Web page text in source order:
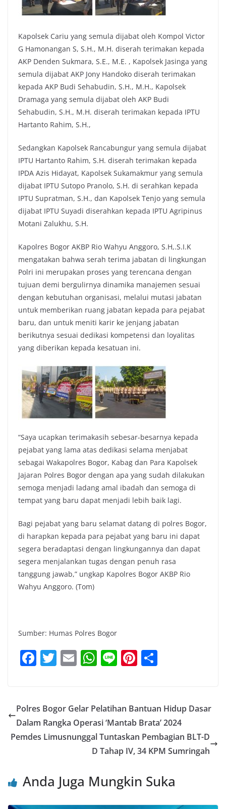
Kapolsek Cariu yang semula dijabat oleh Kompol Victor
G Hamonangan S, S.H., M.H. diserah terimakan kepada
AKP Denden Sukmara, S.E., M.E. , Kapolsek Jasinga yang
semula dijabat AKP Jony Handoko diserah terimakan
kepada AKP Budi Sehabudin, S.H., M.H., Kapolsek
Dramaga yang semula dijabat oleh AKP Budi
Sehabudin, S.H., M.H. diserah terimakan kepada IPTU
Hartanto Rahim, S.H.,
Sedangkan Kapolsek Rancabungur yang semula dijabat
IPTU Hartanto Rahim, S.H. diserah terimakan kepada
IPDA Azis Hidayat, Kapolsek Sukamakmur yang semula
dijabat IPTU Sutopo Pranolo, S.H. di serahkan kepada
IPTU Supratman, S.H., dan Kapolsek Tenjo yang semula
dijabat IPTU Suyadi diserahkan kepada IPTU Agripinus
Motani Zalukhu, S.H.
Kapolres Bogor AKBP Rio Wahyu Anggoro, S.H,.S.I.K
mengatakan bahwa serah terima jabatan di lingkungan
Polri ini merupakan proses yang terencana dengan
tujuan demi bergulirnya dinamika manajemen sesuai
dengan kebutuhan organisasi, melalui mutasi jabatan
untuk memberikan ruang jabatan kepada para pejabat
baru, dan untuk meniti karir ke jenjang jabatan
berikutnya sesuai dedikasi kompetensi dan loyalitas
yang diberikan kepada kesatuan ini.
“Saya ucapkan terimakasih sebesar-besarnya kepada
pejabat yang lama atas dedikasi selama menjabat
sebagai Wakapolres Bogor, Kabag dan Para Kapolsek
Jajaran Polres Bogor dengan apa yang sudah dilakukan
semoga menjadi ladang amal ibadah dan semoga di
tempat yang baru dapat menjadi lebih baik lagi.
Bagi pejabat yang baru selamat datang di polres Bogor,
di harapkan kepada para pejabat yang baru ini dapat
segera beradaptasi dengan lingkungannya dan dapat
segera menjalankan tugas dengan penuh rasa
tanggung jawab,” ungkap Kapolres Bogor AKBP Rio
Wahyu Anggoro. (Tom)
Sumber: Humas Polres Bogor
F
e
b
o
T
er
E
l
W
s
A
p
p
Li Pi
e
st
e
Polres Bogor Gelar Pelatihan Bantuan Hidup Dasar
Dalam Rangka Operasi ‘Mantab Brata’ 2024
Pemdes Limusnunggal Tuntaskan Pembagian BLT-D
D Tahap IV, 34 KPM Sumringah
Anda Juga Mungkin Suka